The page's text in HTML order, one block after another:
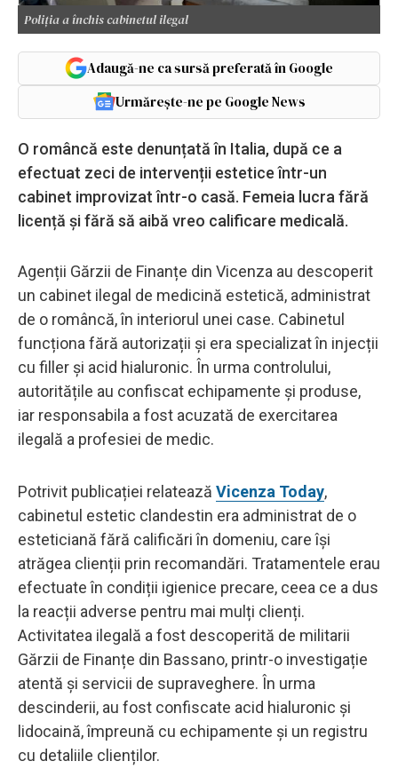
Poliția a închis cabinetul ilegal
Adaugă-ne ca sursă preferată în Google
Urmărește-ne pe Google News
O româncă este denunțată în Italia, după ce a
efectuat zeci de intervenții estetice într-un
cabinet improvizat într-o casă. Femeia lucra fără
licență și fără să aibă vreo calificare medicală.
Agenții Gărzii de Finanțe din Vicenza au descoperit
un cabinet ilegal de medicină estetică, administrat
de o româncă, în interiorul unei case. Cabinetul
funcționa fără autorizații și era specializat în injecții
cu filler și acid hialuronic. În urma controlului,
autoritățile au confiscat echipamente și produse,
iar responsabila a fost acuzată de exercitarea
ilegală a profesiei de medic.
Potrivit publicației relatează Vicenza Today,
cabinetul estetic clandestin era administrat de o
esteticiană fără calificări în domeniu, care își
atrăgea clienții prin recomandări. Tratamentele erau
efectuate în condiții igienice precare, ceea ce a dus
la reacții adverse pentru mai mulți clienți.
Activitatea ilegală a fost descoperită de militarii
Gărzii de Finanțe din Bassano, printr-o investigație
atentă și servicii de supraveghere. În urma
descinderii, au fost confiscate acid hialuronic și
lidocaină, împreună cu echipamente și un registru
cu detaliile clienților.